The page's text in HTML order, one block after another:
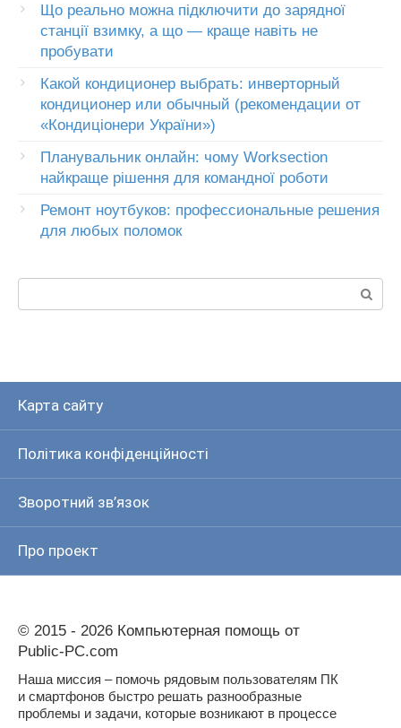
Що реально можна підключити до зарядної
станції взимку, а що — краще навіть не
пробувати
Какой кондиционер выбрать: инверторный
кондиционер или обычный (рекомендации от
«Кондиціонери України»)
Планувальник онлайн: чому Worksection
найкраще рішення для командної роботи
Ремонт ноутбуков: профессиональные решения
для любых поломок
Карта сайту
Політика конфіденційності
Зворотний зв’язок
Про проект
© 2015 - 2026 Компьютерная помощь от
Public-PC.com
Наша миссия – помочь рядовым пользователям ПК
и смартфонов быстро решать разнообразные
проблемы и задачи, которые возникают в процессе